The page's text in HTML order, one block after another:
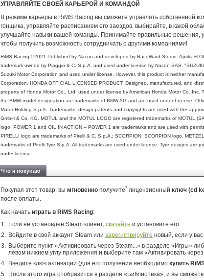
УПРАВЛЯЙТЕ СВОЕЙ КАРЬЕРОЙ И КОМАНДОЙ
В режиме карьеры в RiMS Racing вы сможете управлять собственной
гонщика, управляйте расписанием его заездов, выбирайте, в какой
улучшайте навыки вашей команды. Принимайте правильные решения,
чтобы получить возможность сотрудничать с другими компаниями!
RiMS Racing ©2021 Published by Nacon and developed by RaceWard Studio. Aprilia ®
trademark owned by Piaggio & C. S.p.A. and used under license by Nacon SAS.
Suzuki Motor Corporation and used under license. However, this product is neither
Corporation. HONDA OFFICIAL LICENSED PRODUCT. Designed, manufactured, and
property of Honda Motor Co., Ltd. used under license by American Honda Motor Co. Inc.
the BMW model designation are trademarks of BMW AG and are used under License.
Motor Holding S.p.A. Trademarks, design patents and copyrights are used with the
GmbH & Co. KG. MOTUL and the MOTUL LOGO are registered trademarks of MOTUL
logo, POWER 1 and OIL IN ACTION – POWER 1 are trademarks and are used with
PIRELLI logo are trademarks of Pirelli & C. S.p.A.; SCORPION, SCORPION logo,
trademarks of Pirelli Tyre S.p.A. All trademarks are used under license. Tyre designs are
under license.
Что я покупаю
Покупая этот товар, вы мгновенно получите* лицензионный ключ (cd
после оплаты.
Как начать играть в RiMS Racing:
Если не установлен Steam клиент, скачайте и установите его .
Войдите в свой аккаунт Steam или зарегистрируйте новый, если у
Выберите пункт «Активировать через Steam...» в разделе «Игры»
левом нижнем углу приложения и выберите там «Активировать
Введите ключ активации (для его получения необходимо купить
После этого игра отобразится в разделе «Библиотека», и вы сможете